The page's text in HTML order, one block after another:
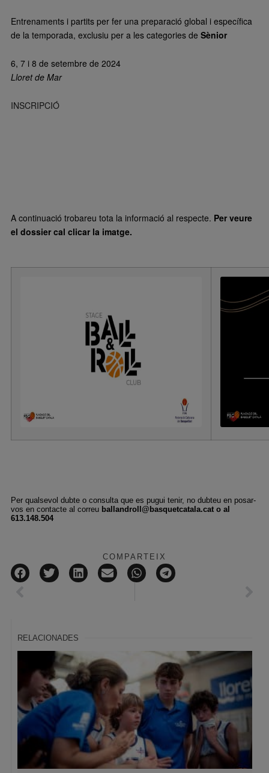
Entrenaments i partits per fer una preparació global i específica
de la temporada, exclusiu per a les categories de Sènior
6, 7 i 8 de setembre de 2024
Lloret de Mar
INSCRIPCIÓ
A continuació trobareu tota la informació al respecte. Per veure
el dossier cal clicar la imatge.
Per qualsevol dubte o consulta que es pugui tenir, no dubteu en posar-
vos en contacte al correuballandroll@basquetcatala.cat o al
613.148.504
COMPARTEIX
RELACIONADES